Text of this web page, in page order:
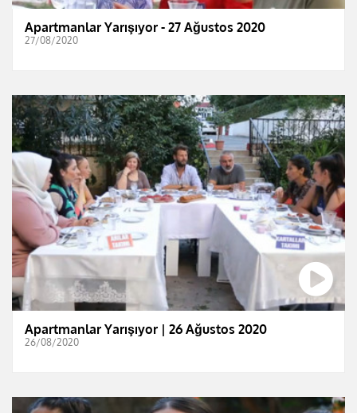
Apartmanlar Yarışıyor - 27 Ağustos 2020
27/08/2020
Apartmanlar Yarışıyor | 26 Ağustos 2020
26/08/2020